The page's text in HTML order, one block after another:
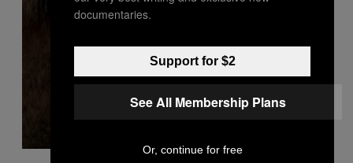
documentaries.
Support for $2
See All Membership Plans
Or, continue for free